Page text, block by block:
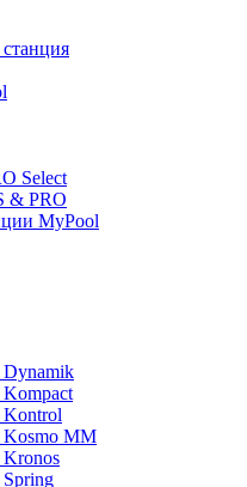
Select
& PRO
MyPool
Dynamik
Kompact
Kontrol
Kosmo MM
Kronos
Spring